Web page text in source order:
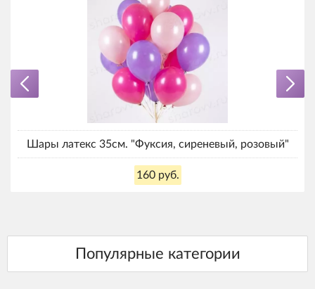
Шары латекс 35см. "Фуксия, сиреневый, розовый"
160 руб.